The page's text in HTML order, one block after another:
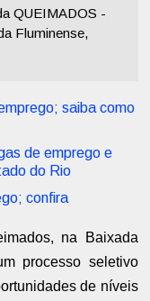
QUEIMADOS -
Fluminense,
saiba como
de emprego e
do Rio
confira
na Baixada
processo seletivo
de níveis